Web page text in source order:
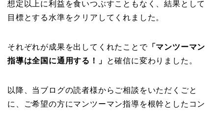
想定以上に利益を食いつぶすこともなく、結果として
目標とする水準をクリアしてくれました。
それぞれが成果を出してくれたことで「マンツーマン
指導は全国に通用する！」
と確信に変わりました。
以降、当ブログの読者様からご相談をいただくごと
に、ご希望の方にマンツーマン指導を根幹としたコン